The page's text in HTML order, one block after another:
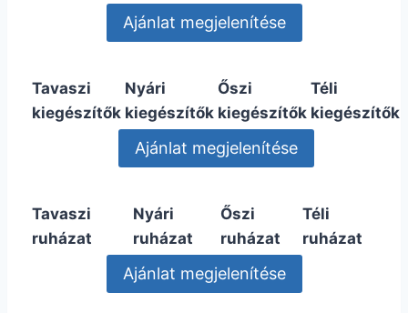
Tavaszi
kiegészítők
Nyári
kiegészítők
Őszi
kiegészítők
Téli
kiegészítők
Tavaszi
ruházat
Nyári
ruházat
Őszi
ruházat
Téli
ruházat